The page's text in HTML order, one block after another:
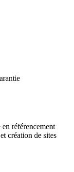
en référencement
et création de sites